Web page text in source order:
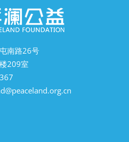
南路26号
209室